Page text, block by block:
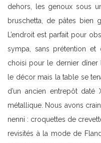
dehors, les genoux sous
bruschetta, de pâtes bien
L’endroit est parfait pour
sympa, sans prétention et
choisi pour le dernier dîner
le décor mais la table se
d’un ancien entrepôt
métallique. Nous avons
nenni : croquettes de
revisités à la mode de